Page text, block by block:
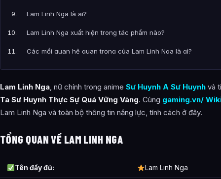
Lam Linh Nga là ai?
Lam Linh Nga xuất hiện trong tác phẩm nào?
Các mối quan hệ quan trọng của Lam Linh Nga là gì?
Thông tin về Lam Linh Nga được tổng hợp từ đâu?
Lam Linh Nga, nữ chính trong anime Sư Huynh A Sư Huynh và
Ta Sư Huynh Thực Sự Quá Vững Vàng. Cùng gaming.vn/
Lam Linh Nga và toàn bộ thông tin năng lực, tính cách ở đây.
TỔNG QUAN VỀ LAM LINH NGA
Tên đầy đủ: Lam Linh Nga